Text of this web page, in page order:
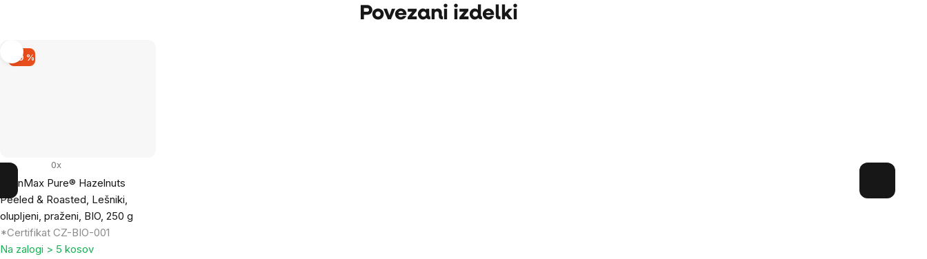
Povezani izdelki
–19 %
BrainMax Pure® Hazelnuts
Peeled & Roasted, Lešniki,
olupljeni, praženi, BIO, 250 g
*Certifikat CZ-BIO-001
0x
Na zalogi > 5 kosov